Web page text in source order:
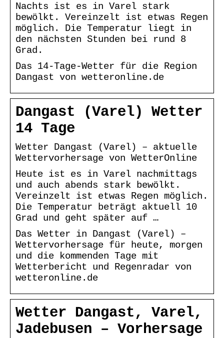
Nachts ist es in Varel stark
bewölkt. Vereinzelt ist etwas Regen
möglich. Die Temperatur liegt in
den nächsten Stunden bei rund 8
Grad.
Das 14-Tage-Wetter für die Region
Dangast von wetteronline.de
Dangast (Varel) Wetter
14 Tage
Wetter Dangast (Varel) – aktuelle
Wettervorhersage von WetterOnline
Heute ist es in Varel nachmittags
und auch abends stark bewölkt.
Vereinzelt ist etwas Regen möglich.
Die Temperatur beträgt aktuell 10
Grad und geht später auf …
Das Wetter in Dangast (Varel) –
Wettervorhersage für heute, morgen
und die kommenden Tage mit
Wetterbericht und Regenradar von
wetteronline.de
Wetter Dangast, Varel,
Jadebusen – Vorhersage